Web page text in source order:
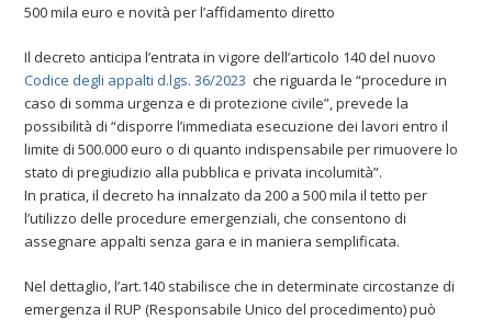
500 mila euro e novità per l’affidamento diretto
Il decreto anticipa l’entrata in vigore dell’articolo 140 del nuovo
Codice degli appalti d.lgs. 36/2023 che riguarda le “procedure in
caso di somma urgenza e di protezione civile”, prevede la
possibilità di “disporre l’immediata esecuzione dei lavori entro il
limite di 500.000 euro o di quanto indispensabile per rimuovere lo
stato di pregiudizio alla pubblica e privata incolumità”.
In pratica, il decreto ha innalzato da 200 a 500 mila il tetto per
l’utilizzo delle procedure emergenziali, che consentono di
assegnare appalti senza gara e in maniera semplificata.
Nel dettaglio, l’art.140 stabilisce che in determinate circostanze di
emergenza il RUP (Responsabile Unico del procedimento) può